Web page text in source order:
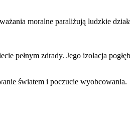
moralne paraliżują ludzkie
pełnym zdrady. Jego izolacja
światem i poczucie wyobcowania.